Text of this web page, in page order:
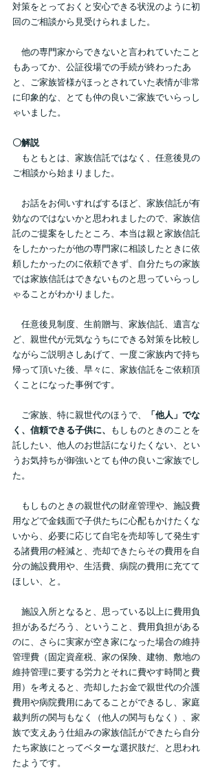
対策をとっておくと安心できる状況のように初
回のご相談から見受けられました。
他の専門家からできないと言われていたこと
もあってか、公証役場での手続が終わったあ
と、ご家族皆様がほっとされていた表情が非常
に印象的な、とても仲の良いご家族でいらっし
ゃいました。
〇解説
もともとは、家族信託ではなく、任意後見の
ご相談から始まりました。
お話をお伺いすればするほど、家族信託が有
効なのではないかと思われましたので、家族信
託のご提案をしたところ、本当は親と家族信託
をしたかったが他の専門家に相談したときに依
頼したかったのに依頼できず、自分たちの家族
では家族信託はできないものと思っていらっし
ゃることがわかりました。
任意後見制度、生前贈与、家族信託、遺言な
ど、親世代が元気なうちにできる対策を比較し
ながらご説明さしあげて、一度ご家族内で持ち
帰って頂いた後、早々に、家族信託をご依頼頂
くことになった事例です。
ご家族、特に親世代のほうで、
「他人」でな
く、信頼できる子供に、
もしものときのことを
託したい、他人のお世話になりたくない、とい
うお気持ちが御強いとても仲の良いご家族でし
た。
もしものときの親世代の財産管理や、施設費
用などで金銭面で子供たちに心配もかけたくな
いから、必要に応じて自宅を売却等して発生す
る諸費用の軽減と、売却できたらその費用を自
分の施設費用や、生活費、病院の費用に充てて
ほしい、と。
施設入所となると、思っている以上に費用負
担があるだろう、ということ、費用負担がある
のに、さらに実家が空き家になった場合の維持
管理費（固定資産税、家の保険、建物、敷地の
維持管理に要する労力とそれに費やす時間と費
用）を考えると、売却したお金で親世代の介護
費用や病院費用にあてることができるし、家庭
裁判所の関与もなく（他人の関与もなく）、家
族で支えあう仕組みの家族信託ができたら自分
たち家族にとってベターな選択肢だ、と思われ
たようです。